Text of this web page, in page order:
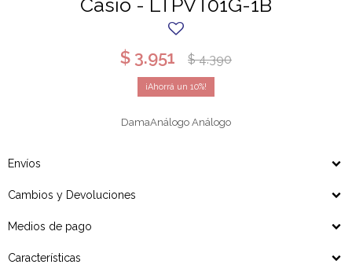
Casio - LTPVT01G-1B
$ 3.951 $ 4.390
10
DamaAnálogo Análogo
Envíos
Cambios y Devoluciones
Medios de pago
Características